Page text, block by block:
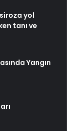
yol
tanı ve
Yangın